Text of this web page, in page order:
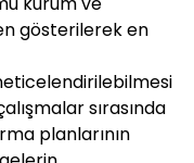
gösterilerek en
sırasında
planlarının